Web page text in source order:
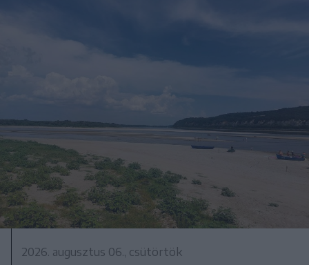
2026. augusztus 06., csütörtök